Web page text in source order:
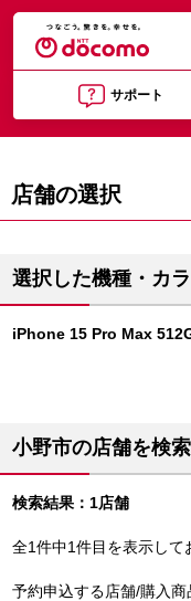
サポート
店舗の選択
選択した機種・カ
iPhone 15 Pro Max
小野市の店舗を検
検索結果：1店舗
全1件中1件目を表示して
予約申込する店舗/購入商